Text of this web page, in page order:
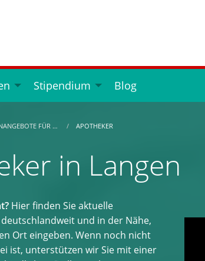
Stipendium Blog
FÜR … APOTHEKER
in Langen
Hier finden Sie aktuelle
und in der Nähe,
Ort eingeben. Wenn noch nicht
ist, unterstützen wir Sie mit einer